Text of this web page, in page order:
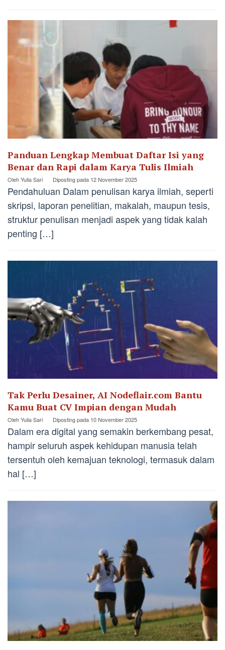
Panduan Lengkap Membuat Daftar Isi yang
Benar dan Rapi dalam Karya Tulis Ilmiah
OlehYulia Sari Diposting pada 12 November 2025
Pendahuluan Dalam penulisan karya ilmiah, seperti
skripsi, laporan penelitian, makalah, maupun tesis,
struktur penulisan menjadi aspek yang tidak kalah
penting […]
Tak Perlu Desainer, AI Nodeflair.com Bantu
Kamu Buat CV Impian dengan Mudah
OlehYulia Sari Diposting pada 10 November 2025
Dalam era digital yang semakin berkembang pesat,
hampir seluruh aspek kehidupan manusia telah
tersentuh oleh kemajuan teknologi, termasuk dalam
hal […]